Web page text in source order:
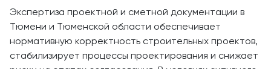
Экспертиза проектной и сметной документации в
Тюмени и Тюменской области обеспечивает
нормативную корректность строительных проектов,
стабилизирует процессы проектирования и снижает